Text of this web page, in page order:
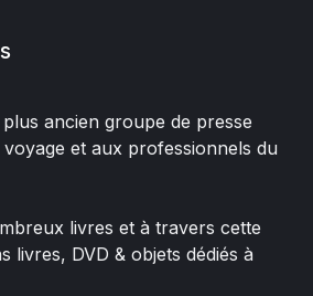
ancien groupe de presse
et aux professionnels du
livres et à travers cette
livres, DVD & objets dédiés à